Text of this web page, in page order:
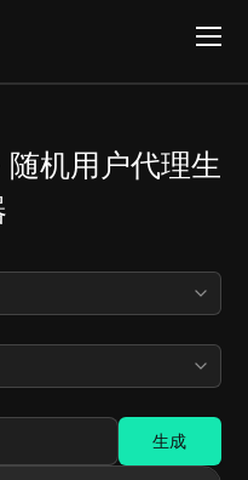
机用户代理生
生成